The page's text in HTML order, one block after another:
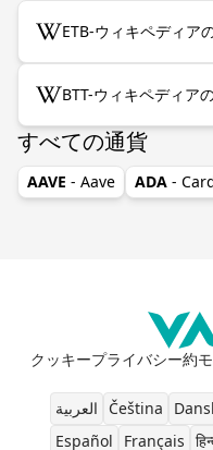
ETB-ウィキペディア
BTT-ウィキペディア
すべての通貨
AAVE - Aave ADA -
クッキープライバシー約
العربية
Čeština
Español
Français